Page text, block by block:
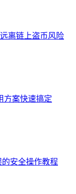
离链上盗币风险
方案快速搞定
的安全操作教程